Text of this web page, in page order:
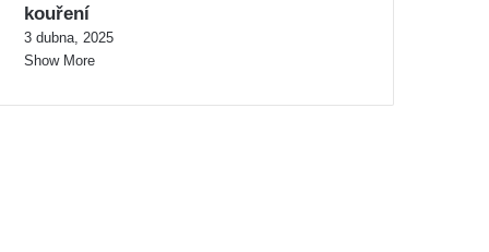
kouření
3 dubna, 2025
Show More